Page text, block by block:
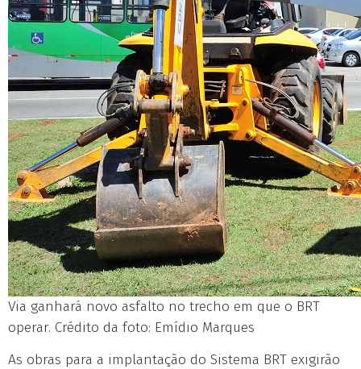
Via ganhará novo asfalto no trecho em que o BRT
operar. Crédito da foto: Emídio Marques
As obras para a implantação do Sistema BRT exigirão